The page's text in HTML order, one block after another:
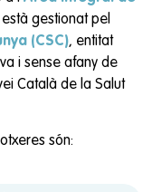
està gestionat pel
(CSC), entitat
i sense afany de
Català de la Salut
són: